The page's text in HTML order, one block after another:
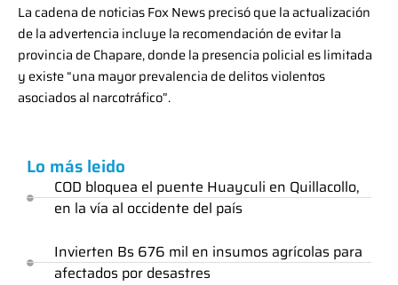
La cadena de noticias Fox News precisó que la actualización
de la advertencia incluye la recomendación de evitar la
provincia de Chapare, donde la presencia policial es limitada
y existe “una mayor prevalencia de delitos violentos
asociados al narcotráfico”.
Lo más leido
COD bloquea el puente Huayculi en Quillacollo,
en la vía al occidente del país
Invierten Bs 676 mil en insumos agrícolas para
afectados por desastres